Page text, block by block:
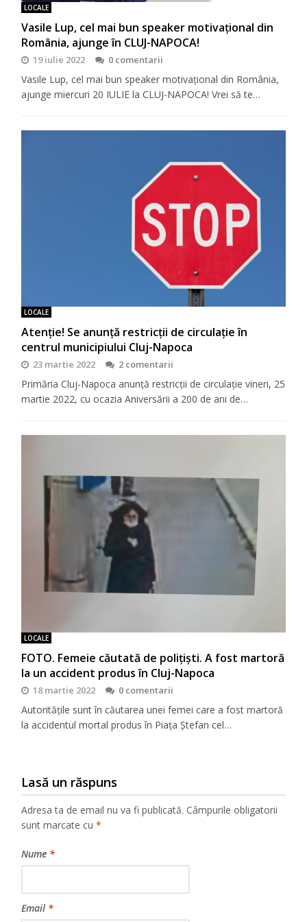
LOCALE
Vasile Lup, cel mai bun speaker motivaţional din
România, ajunge în CLUJ-NAPOCA!
19 iulie 2022 0 comentarii
Vasile Lup, cel mai bun speaker motivaţional din România,
ajunge miercuri 20 IULIE la CLUJ-NAPOCA! Vrei să te…
LOCALE
Atenție! Se anunță restricții de circulație în
centrul municipiului Cluj-Napoca
23 martie 2022 2 comentarii
Primăria Cluj-Napoca anunță restricții de circulație vineri, 25
martie 2022, cu ocazia Aniversării a 200 de ani de…
LOCALE
FOTO. Femeie căutată de polițiști. A fost martoră
la un accident produs în Cluj-Napoca
18 martie 2022 0 comentarii
Autoritățile sunt în căutarea unei femei care a fost martoră
la accidentul mortal produs în Piața Ștefan cel…
Lasă un răspuns
Adresa ta de email nu va fi publicată. Câmpurile obligatorii
sunt marcate cu*
Nume *
Email *